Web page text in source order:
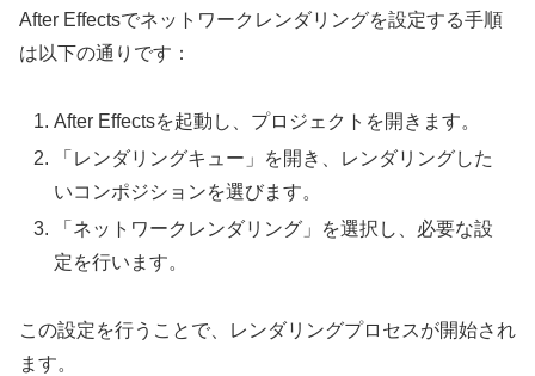
After Effectsでネットワークレンダリングを設定する手順
は以下の通りです：
After Effectsを起動し、プロジェクトを開きます。
「レンダリングキュー」を開き、レンダリングした
いコンポジションを選びます。
「ネットワークレンダリング」を選択し、必要な設
定を行います。
この設定を行うことで、レンダリングプロセスが開始され
ます。